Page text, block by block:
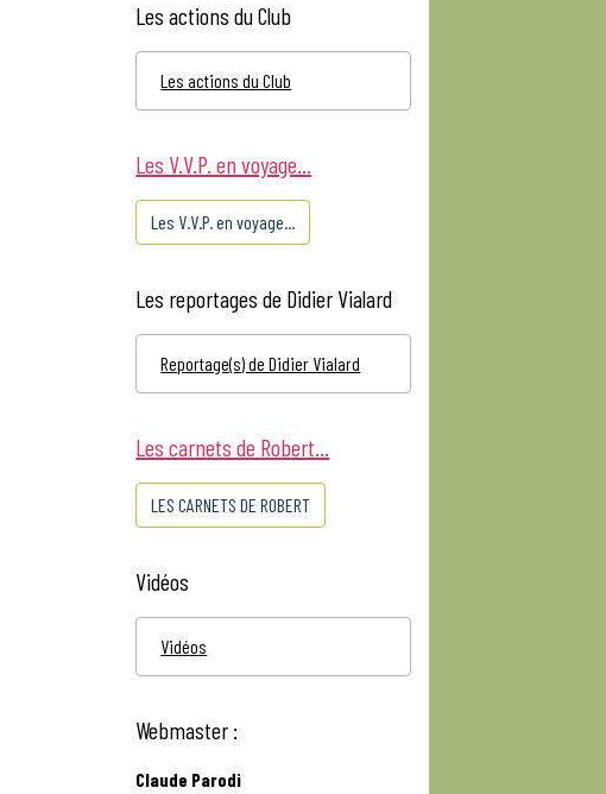
Les actions du Club
Les actions du Club
Les V.V.P. en voyage...
Les V.V.P. en voyage...
Les reportages de Didier Vialard
Reportage(s) de Didier Vialard
Les carnets de Robert...
LES CARNETS DE ROBERT
Vidéos
Vidéos
Webmaster :
Claude Parodi